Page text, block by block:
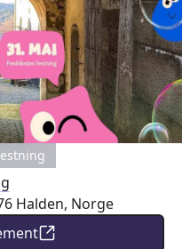
Halden, Norge